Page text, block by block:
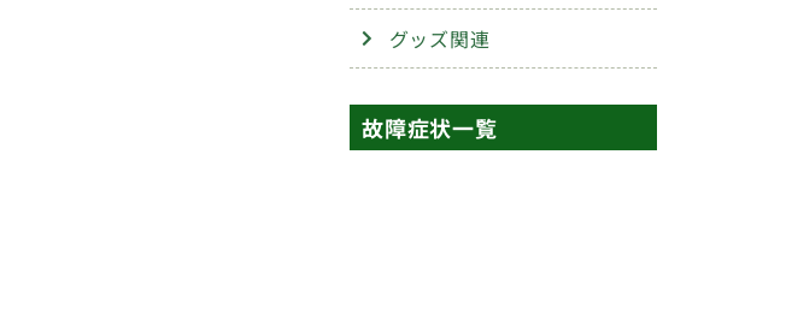
グッズ関連
故障症状一覧